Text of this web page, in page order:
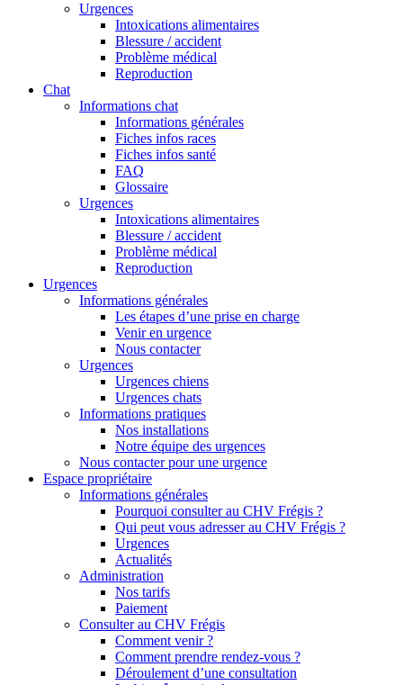
Urgences
Intoxications alimentaires
Blessure / accident
Problème médical
Reproduction
Chat
Informations chat
Informations générales
Fiches infos races
Fiches infos santé
FAQ
Glossaire
Urgences
Intoxications alimentaires
Blessure / accident
Problème médical
Reproduction
Urgences
Informations générales
Les étapes d’une prise en charge
Venir en urgence
Nous contacter
Urgences
Urgences chiens
Urgences chats
Informations pratiques
Nos installations
Notre équipe des urgences
Nous contacter pour une urgence
Espace propriétaire
Informations générales
Pourquoi consulter au CHV Frégis ?
Qui peut vous adresser au CHV Frégis ?
Urgences
Actualités
Administration
Nos tarifs
Paiement
Consulter au CHV Frégis
Comment venir ?
Comment prendre rendez-vous ?
Déroulement d’une consultation